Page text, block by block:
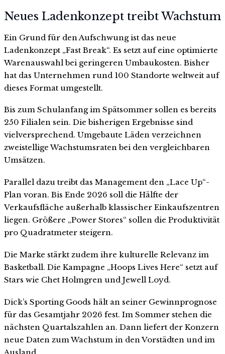
Neues Ladenkonzept treibt Wachstum
Ein Grund für den Aufschwung ist das neue
Ladenkonzept „Fast Break“. Es setzt auf eine optimierte
Warenauswahl bei geringeren Umbaukosten. Bisher
hat das Unternehmen rund 100 Standorte weltweit auf
dieses Format umgestellt.
Bis zum Schulanfang im Spätsommer sollen es bereits
250 Filialen sein. Die bisherigen Ergebnisse sind
vielversprechend. Umgebaute Läden verzeichnen
zweistellige Wachstumsraten bei den vergleichbaren
Umsätzen.
Parallel dazu treibt das Management den „Lace Up“-
Plan voran. Bis Ende 2026 soll die Hälfte der
Verkaufsfläche außerhalb klassischer Einkaufszentren
liegen. Größere „Power Stores“ sollen die Produktivität
pro Quadratmeter steigern.
Die Marke stärkt zudem ihre kulturelle Relevanz im
Basketball. Die Kampagne „Hoops Lives Here“ setzt auf
Stars wie Chet Holmgren und Jewell Loyd.
Dick’s Sporting Goods hält an seiner Gewinnprognose
für das Gesamtjahr 2026 fest. Im Sommer stehen die
nächsten Quartalszahlen an. Dann liefert der Konzern
neue Daten zum Wachstum in den Vorstädten und im